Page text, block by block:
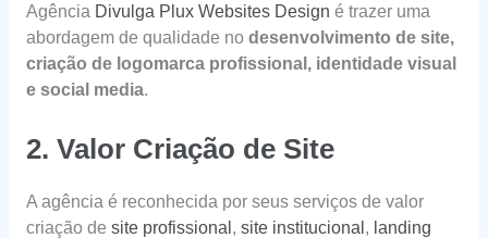
Agência Divulga Plux Websites Design é trazer uma
abordagem de qualidade no desenvolvimento de site,
criação de logomarca profissional, identidade visual
e social media.
2. Valor Criação de Site
A agência é reconhecida por seus serviços de valor
criação de site profissional , site institucional , landing